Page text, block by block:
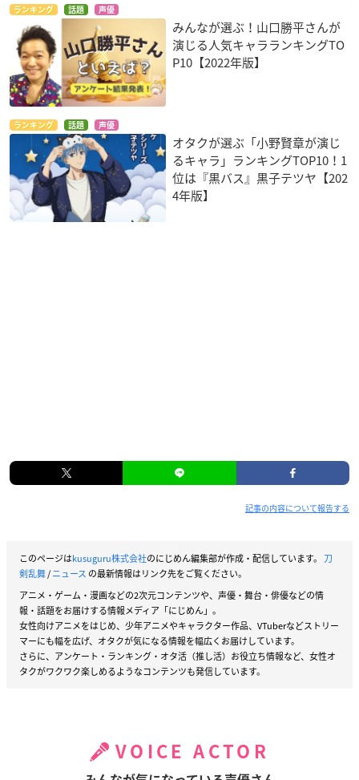
ランキング 話題 声優
みんなが選ぶ！山口勝平さんが
演じる人気キャラランキングTO
P10【2022年版】
ランキング 話題 声優
オタクが選ぶ「小野賢章が演じ
るキャラ」ランキングTOP10！1
位は『黒バス』黒子テツヤ【202
4年版】
記事の内容について報告する
このページはkusuguru株式会社のにじめん編集部が作成・配信しています。 刀
剣乱舞/ニュース の最新情報はリンク先をご覧ください。
アニメ・ゲーム・漫画などの2次元コンテンツや、声優・舞台・俳優などの情
報・話題をお届けする情報メディア「にじめん」。
女性向けアニメをはじめ、少年アニメやキャラクター作品、VTuberなどストリー
マーにも幅を広げ、オタクが気になる情報を幅広くお届けしています。
さらに、アンケート・ランキング・オタ活（推し活）お役立ち情報など、女性オ
タクがワクワク楽しめるようなコンテンツも発信しています。
VOICE ACTOR